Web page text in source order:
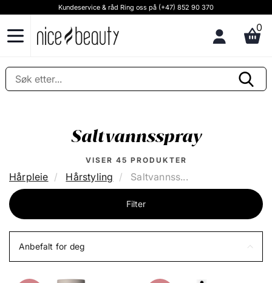
Kundeservice & råd Ring oss på (+47) 852 90 370
0
Saltvannsspray
VISER 45 PRODUKTER
Hårpleie Hårstyling Saltvannss...
Filter
Anbefalt for deg